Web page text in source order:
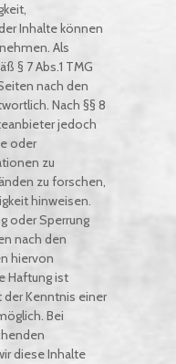
Inhalte können
Als
§ 7 Abs.1 TMG
nach den
Nach §§ 8
jedoch
oder
zu
zu forschen,
hinweisen.
oder Sperrung
nach den
hiervon
Haftung ist
Kenntnis einer
Bei
diese Inhalte